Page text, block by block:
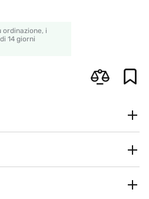
ordinazione, i
14 giorni
pagamento, contanti)